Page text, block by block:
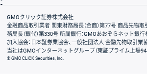
会社案内
GMOクリック証券株式会社
金融商品取引業者 関東財務局長（金商）第77号 商品先物
務局長（銀代）第330号 所属銀行：GMOあおぞらネット銀
加入協会：日本証券業協会、一般社団法人 金融先物取引業
当社はGMOインターネットグループ（東証プライム上場
© GMO CLICK Securities, Inc.